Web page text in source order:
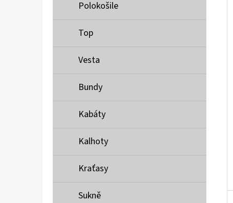
Polokošile
Top
Vesta
Bundy
Kabáty
Kalhoty
Kraťasy
Sukně
MUSTANG PÁSEK